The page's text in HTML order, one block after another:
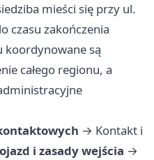
mieści się przy ul.
czasu zakończenia
koordynowane są
całego regionu, a
→ Kontakt i
i zasady wejścia →